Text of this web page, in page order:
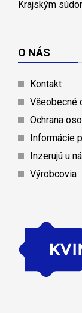
Krajským
O NÁS
Kontakt
Všeobecné
Ochrana
Informácie
Inzerujú u
Výrobcovia